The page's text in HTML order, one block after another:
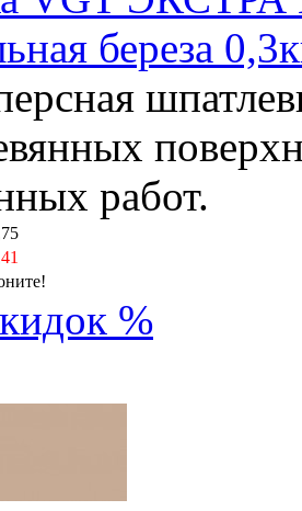
береза
работ.
%